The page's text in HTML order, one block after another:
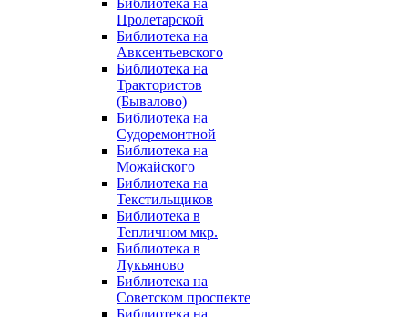
Библиотека на
Пролетарской
Библиотека на
Авксентьевского
Библиотека на
Трактористов
(Бывалово)
Библиотека на
Судоремонтной
Библиотека на
Можайского
Библиотека на
Текстильщиков
Библиотека в
Тепличном мкр.
Библиотека в
Лукьяново
Библиотека на
Советском проспекте
Библиотека на